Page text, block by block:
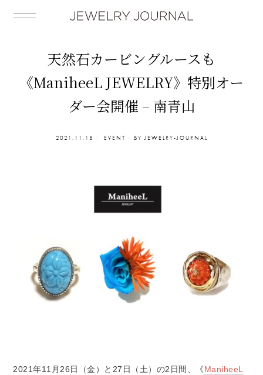
天然石カービングルースも
《ManiheeL JEWELRY》特別オー
ダー会開催 – 南青山
2021.11.18 EVENT BY JEWELRY-JOURNAL
2021年11月26日（金）と27日（土）の2日間、《ManiheeL